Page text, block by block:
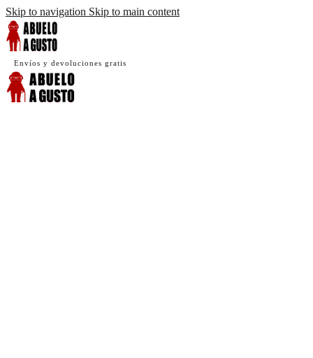
Skip to navigation Skip to main content
Envíos y devoluciones gratis